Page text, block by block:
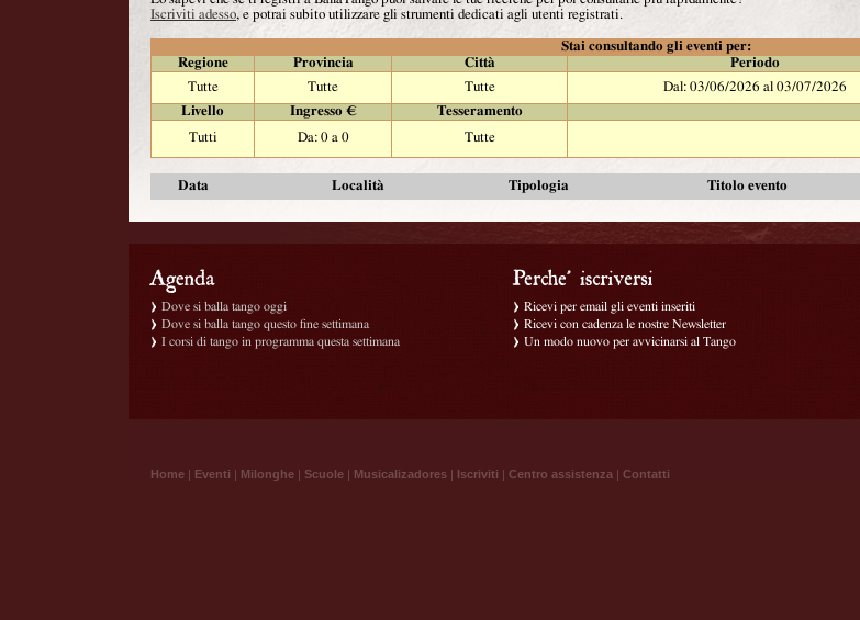
Iscriviti adesso, e potrai subito utilizzare gli strumenti dedicati agli utenti registrati.
Stai consultando gli eventi per:
Regione
Provincia Città Periodo
Tutte
Tutte Tutte Dal: 03/06/2026 al 03/07/2026
Livello
Ingresso €
Tesseramento
Tutti
Da: 0 a 0 Tutte
Data Località Tipologia Titolo evento
Dove si balla tango oggi
Dove si balla tango questo fine settimana
I corsi di tango in programma questa settimana
Ricevi per email gli eventi inseriti
Ricevi con cadenza le nostre Newsletter
Un modo nuovo per avvicinarsi al Tango
Home | Eventi | Milonghe | Scuole | Musicalizadores | Iscriviti | Centro assistenza | Contatti